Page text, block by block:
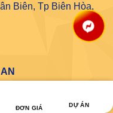
Biên, Tp Biên Hòa,
2, Tp. Tân An, Tỉnh
ĐƠN GIÁ DỰ ÁN